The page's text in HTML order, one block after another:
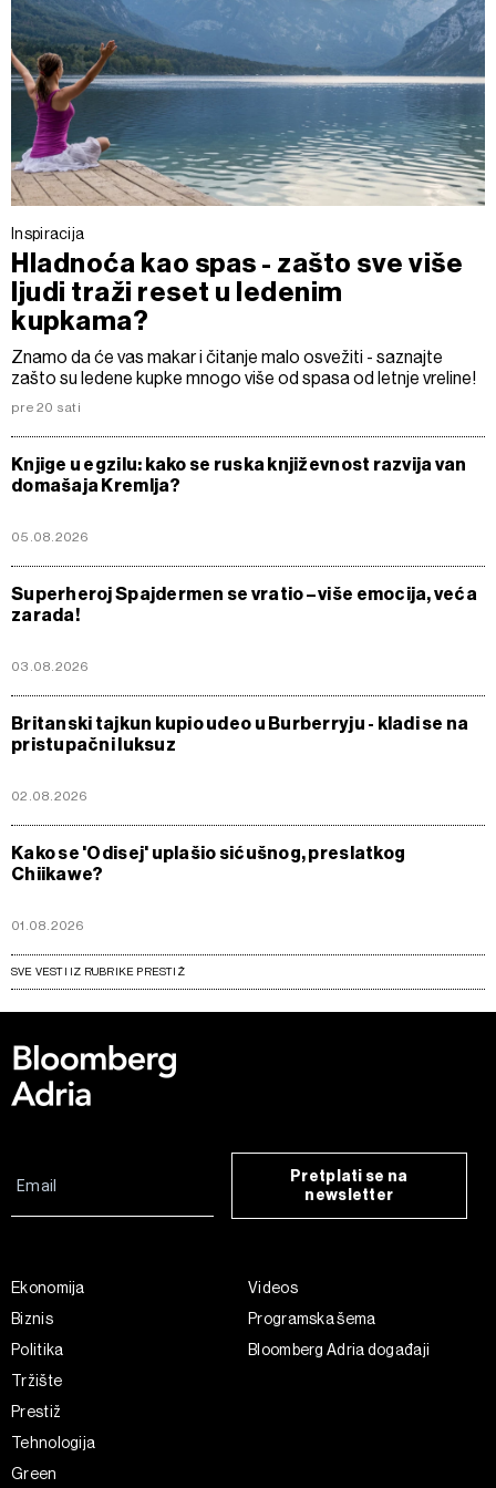
Inspiracija
Hladnoća kao spas - zašto sve više
ljudi traži reset u ledenim
kupkama?
Znamo da će vas makar i čitanje malo osvežiti - saznajte
zašto su ledene kupke mnogo više od spasa od letnje vreline!
pre 20 sati
Knjige u egzilu: kako se ruska književnost razvija van
domašaja Kremlja?
05.08.2026
Superheroj Spajdermen se vratio – više emocija, veća
zarada!
03.08.2026
Britanski tajkun kupio udeo u Burberryju - kladi se na
pristupačni luksuz
02.08.2026
Kako se 'Odisej' uplašio sićušnog, preslatkog
Chiikawe?
01.08.2026
SVE VESTI IZ RUBRIKE PRESTIŽ
Pretplati se na
newsletter
Ekonomija
Biznis
Politika
Tržište
Prestiž
Tehnologija
Green
Videos
Programska šema
Bloomberg Adria događaji